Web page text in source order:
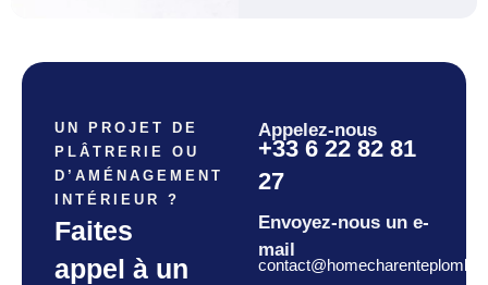
UN PROJET DE
PLÂTRERIE OU
D’AMÉNAGEMENT
INTÉRIEUR ?
Faites
appel à un
Appelez-nous
+33 6 22 82 81
27
Envoyez-nous un e-
mail